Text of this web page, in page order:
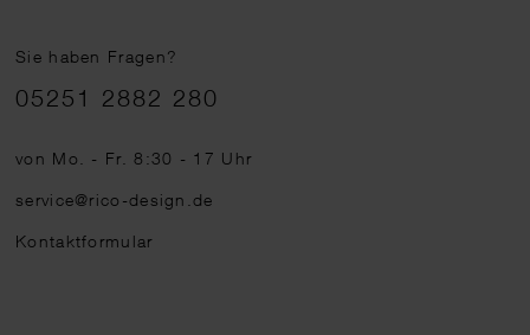
Sie haben Fragen?
Telefonnummer
05251 2882 280
von Mo. - Fr. 8:30 - 17 Uhr
service@rico-design.de
Kontaktformular